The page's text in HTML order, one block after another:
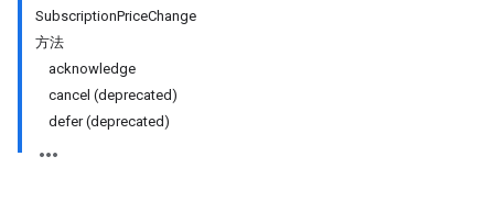
SubscriptionPriceChange
方法
acknowledge
cancel (deprecated)
defer (deprecated)